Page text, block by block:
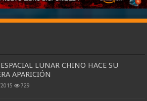
ESPACIAL LUNAR CHINO HACE SU
APARICIÓN
729